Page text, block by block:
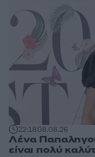
22:1808.08.26
Λένα
είναι πολύ